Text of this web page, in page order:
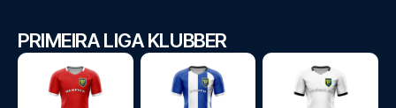
PRIMEIRA LIGA KLUBBER